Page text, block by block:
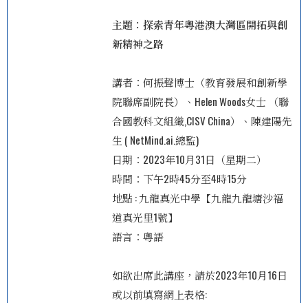
主題：探索青年粵港澳大灣區開拓與創
新精神之路
講者：何振聲博士（教育發展和創新學
院聯席副院長）、 Helen Woods女士 （聯
合國教科文組織,CISV China）、 陳建陽先
生 ( NetMind.ai.總監)
日期：2023年10月31日（星期二）
時間：下午2時45分至4時15分
地點 : 九龍真光中學【九龍九龍塘沙福
道真光里1號】
語言：粵語
如欲出席此講座，請於2023年10月16日
或以前填寫網上表格: